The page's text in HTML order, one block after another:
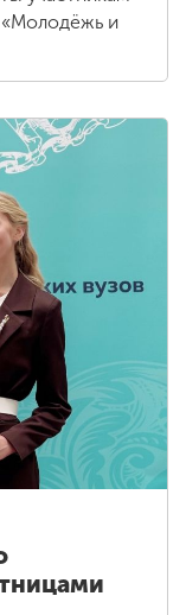
«Молодёжь и